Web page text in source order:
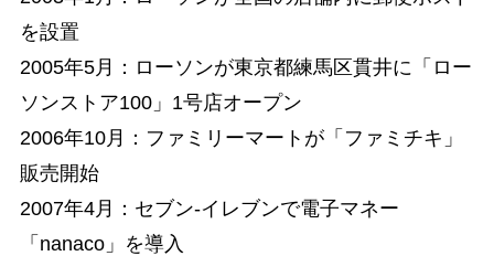
を設置
2005年5月：ローソンが東京都練馬区貫井に「ロー
ソンストア100」1号店オープン
2006年10月：ファミリーマートが「ファミチキ」
販売開始
2007年4月：セブン-イレブンで電子マネー
「nanaco」を導入